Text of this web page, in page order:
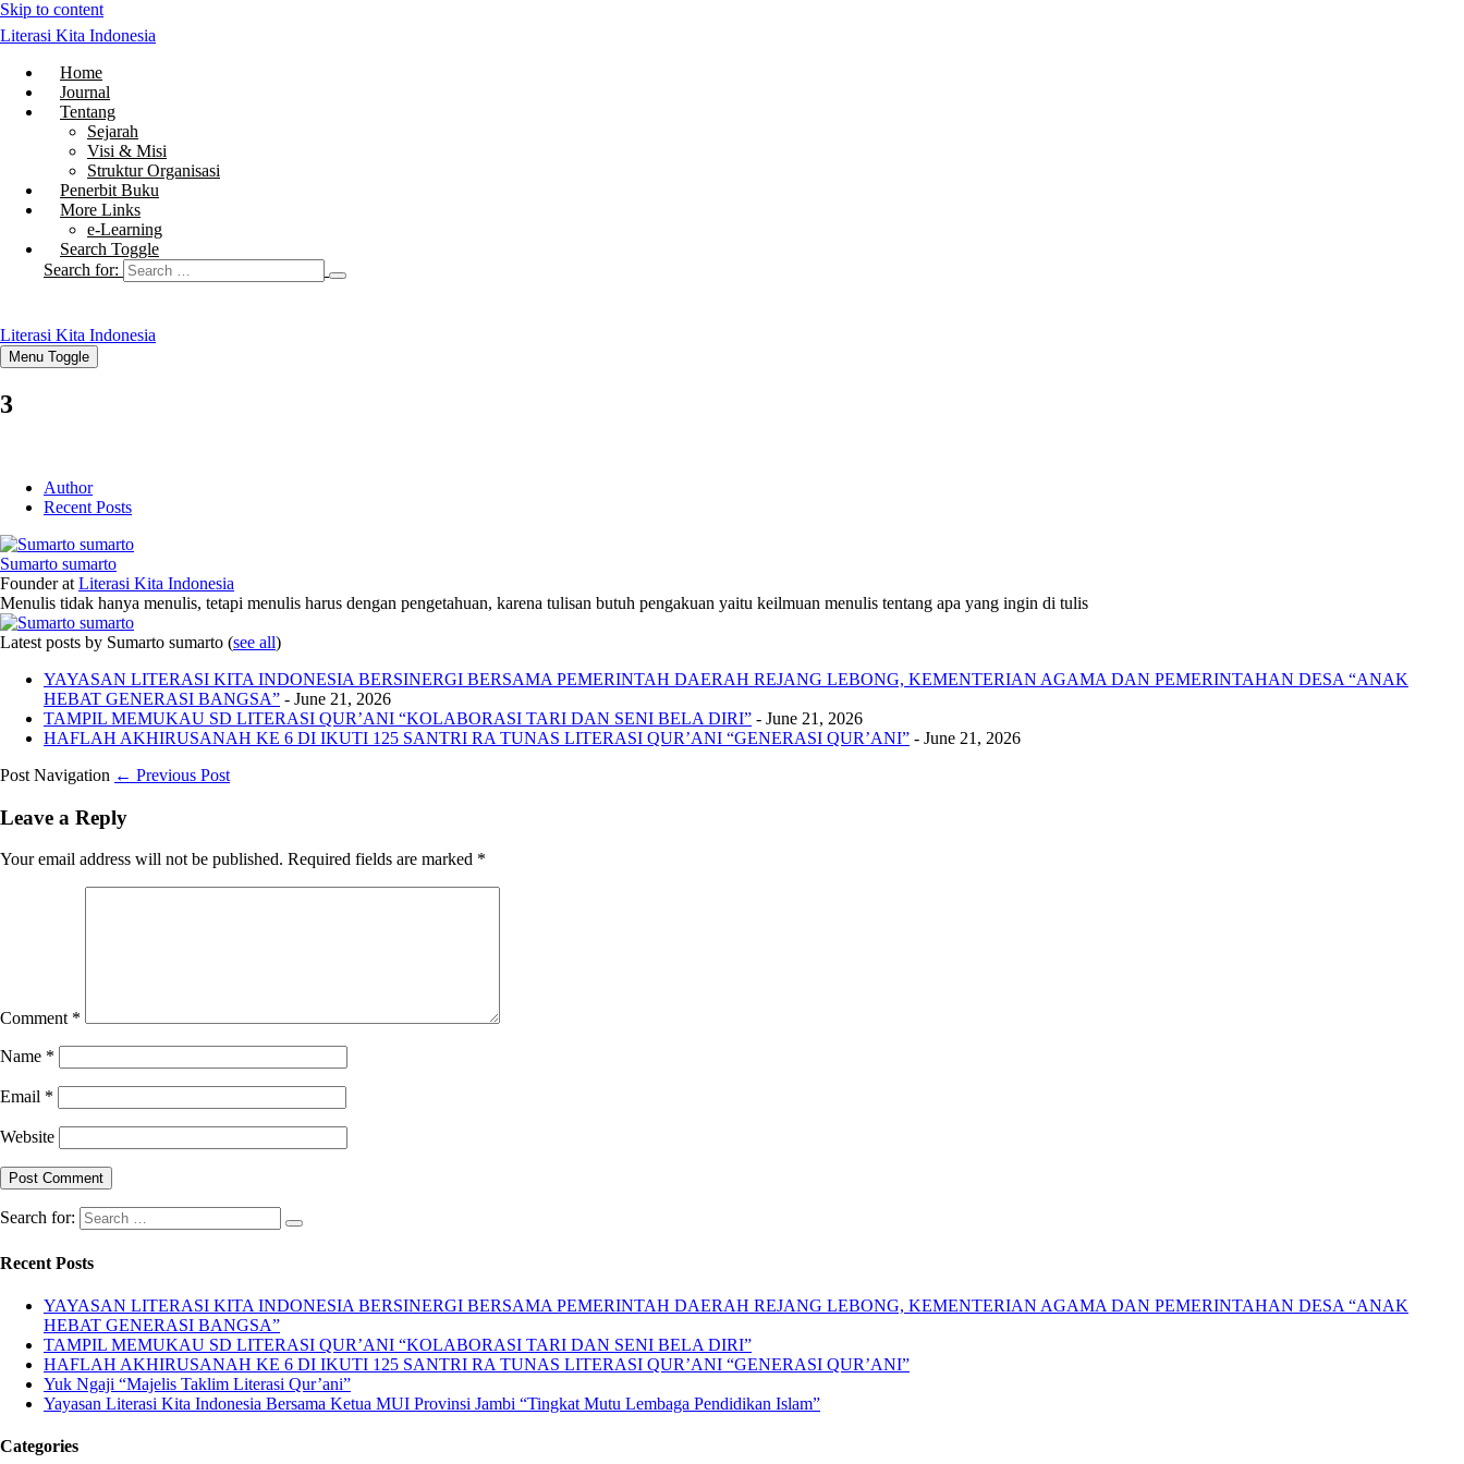
Skip to content
Literasi Kita Indonesia
Home
Journal
Tentang
Sejarah
Visi & Misi
Struktur Organisasi
Penerbit Buku
More Links
e-Learning
Search Toggle
Search for:
Literasi Kita Indonesia
Menu Toggle
3
Author
Recent Posts
Sumarto sumarto
Founderat Literasi Kita Indonesia
Menulis tidak hanya menulis, tetapi menulis harus dengan pengetahuan, karena tulisan butuh pengakuan yaitu keilmuan menulis tentang apa yang ingin di tulis
Latest posts by Sumarto sumarto (see all)
YAYASAN LITERASI KITA INDONESIA BERSINERGI BERSAMA PEMERINTAH DAERAH REJANG LEBONG, KEMENTERIAN AGAMA DAN PEMERINTAHAN DESA “ANAK
HEBAT GENERASI BANGSA” - June 21, 2026
TAMPIL MEMUKAU SD LITERASI QUR’ANI “KOLABORASI TARI DAN SENI BELA DIRI” - June 21, 2026
HAFLAH AKHIRUSANAH KE 6 DI IKUTI 125 SANTRI RA TUNAS LITERASI QUR’ANI “GENERASI QUR’ANI” - June 21, 2026
Post Navigation ← Previous Post
Leave a Reply
Your email address will not be published. Required fields are marked *
Comment *
Name *
Email *
Website
Search for:
Recent Posts
YAYASAN LITERASI KITA INDONESIA BERSINERGI BERSAMA PEMERINTAH DAERAH REJANG LEBONG, KEMENTERIAN AGAMA DAN PEMERINTAHAN DESA “ANAK
HEBAT GENERASI BANGSA”
TAMPIL MEMUKAU SD LITERASI QUR’ANI “KOLABORASI TARI DAN SENI BELA DIRI”
HAFLAH AKHIRUSANAH KE 6 DI IKUTI 125 SANTRI RA TUNAS LITERASI QUR’ANI “GENERASI QUR’ANI”
Yuk Ngaji “Majelis Taklim Literasi Qur’ani”
Yayasan Literasi Kita Indonesia Bersama Ketua MUI Provinsi Jambi “Tingkat Mutu Lembaga Pendidikan Islam”
Categories